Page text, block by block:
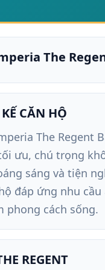
The
CĂN HỘ
The Regent
ưu, chú trọng
sáng và tiện
đáp ứng nhu cầu
phong cách sống.
REGENT